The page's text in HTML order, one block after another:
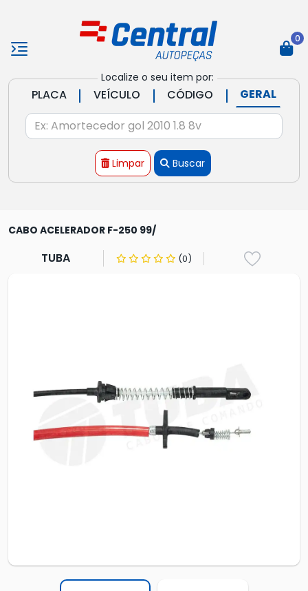
Localize o seu item por:
PLACA | VEÍCULO | CÓDIGO | GERAL
Limpar Buscar
0
CABO ACELERADOR F-250 99/
TUBA (0)